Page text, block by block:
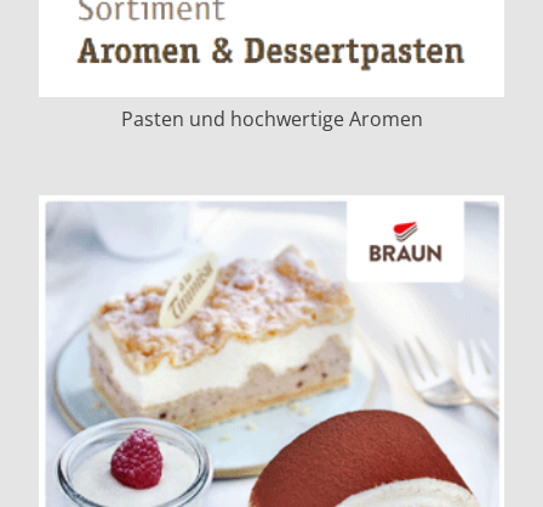
Pasten und hochwertige Aromen